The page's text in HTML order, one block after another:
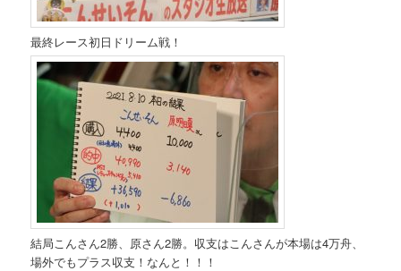
最終レース初日ドリーム戦！
結局こんさん2勝、原さん2勝。収支はこんさんが本場は4万舟、
場外でもプラス収支！なんと！！！